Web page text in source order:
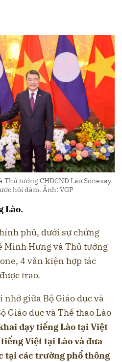
tướng CHDCND Lào Sonexay
hội đàm. Ảnh: VGP
Lào.
phủ, dưới sự chứng
Minh Hưng và Thủ tướng
4 văn kiện hợp tác
trao.
nhớ giữa Bộ Giáo dục và
Giáo dục và Thể thao Lào
dạy tiếng Lào tại Việt
Việt tại Lào và đưa
tại các trường phổ thông